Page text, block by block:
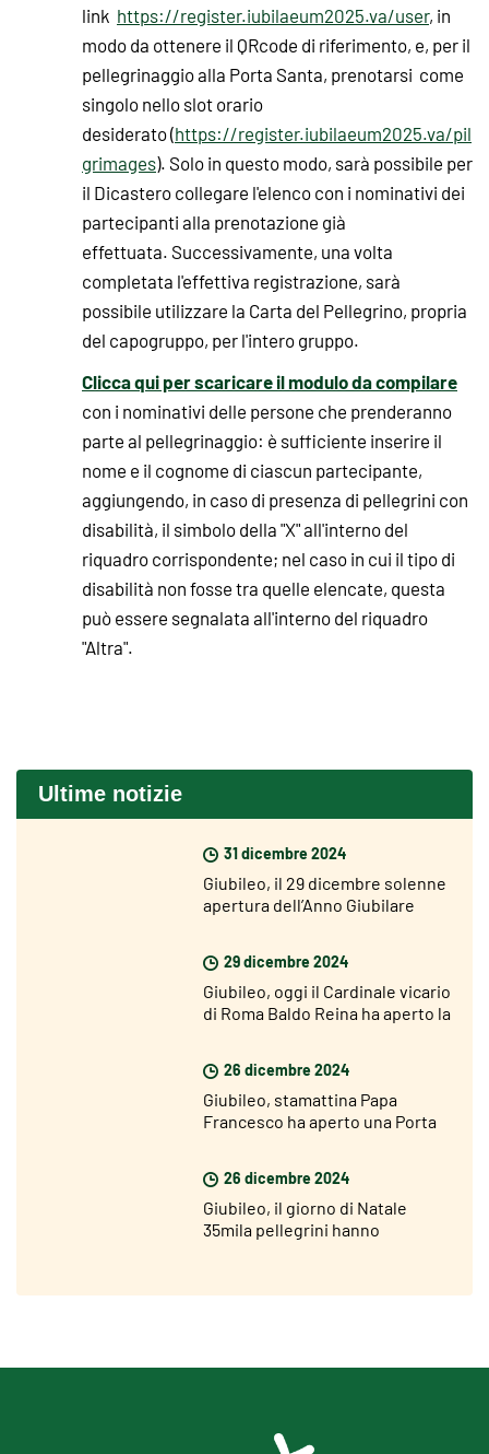
link https://register.iubilaeum2025.va/user, in
modo da ottenere il QRcode di riferimento, e, per il
pellegrinaggio alla Porta Santa, prenotarsi come
singolo nello slot orario
desiderato (https://register.iubilaeum2025.va/pil
grimages). Solo in questo modo, sarà possibile per
il Dicastero collegare l'elenco con i nominativi dei
partecipanti alla prenotazione già
effettuata. Successivamente, una volta
completata l'effettiva registrazione, sarà
possibile utilizzare la Carta del Pellegrino, propria
del capogruppo, per l'intero gruppo.
Clicca qui per scaricare il modulo da compilare
con i nominativi delle persone che prenderanno
parte al pellegrinaggio: è sufficiente inserire il
nome e il cognome di ciascun partecipante,
aggiungendo, in caso di presenza di pellegrini con
disabilità, il simbolo della "X" all'interno del
riquadro corrispondente; nel caso in cui il tipo di
disabilità non fosse tra quelle elencate, questa
può essere segnalata all'interno del riquadro
"Altra".
Ultime notizie
31 dicembre 2024
Giubileo, il 29 dicembre solenne
apertura dell’Anno Giubilare
29 dicembre 2024
Giubileo, oggi il Cardinale vicario
di Roma Baldo Reina ha aperto la
26 dicembre 2024
Giubileo, stamattina Papa
Francesco ha aperto una Porta
26 dicembre 2024
Giubileo, il giorno di Natale
35mila pellegrini hanno